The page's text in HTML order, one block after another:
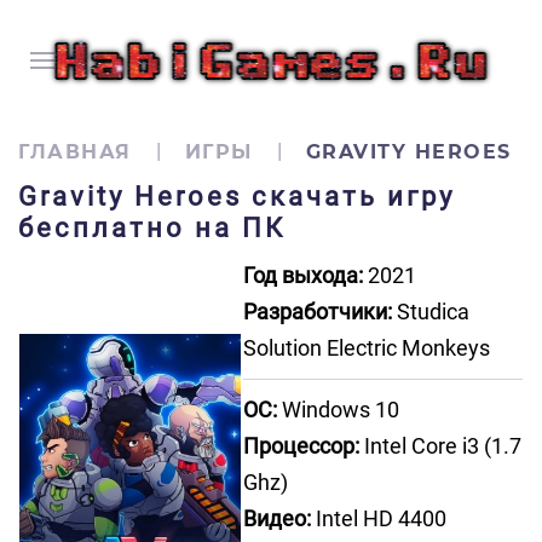
ГЛАВНАЯ ИГРЫ GRAVITY HEROES
Gravity Heroes скачать игру
бесплатно на ПК
Год выхода:2021
Разработчики:Studica
Solution Electric Monkeys
ОС:Windows 10
Процессор: Intel Core i3 (1.7
Ghz)
Видео: Intel HD 4400